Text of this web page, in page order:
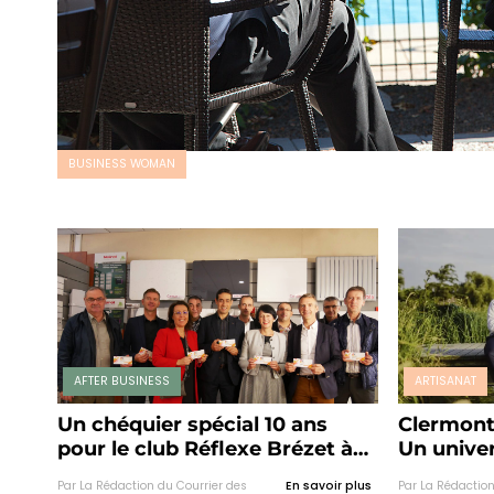
BUSINESS WOMAN
AFTER BUSINESS
Un chéquier spécial 10 ans
pour le club Réflexe Brézet à
Par La Rédaction du Courrier des
En savoir plus
ARTISANAT
Un
Par La